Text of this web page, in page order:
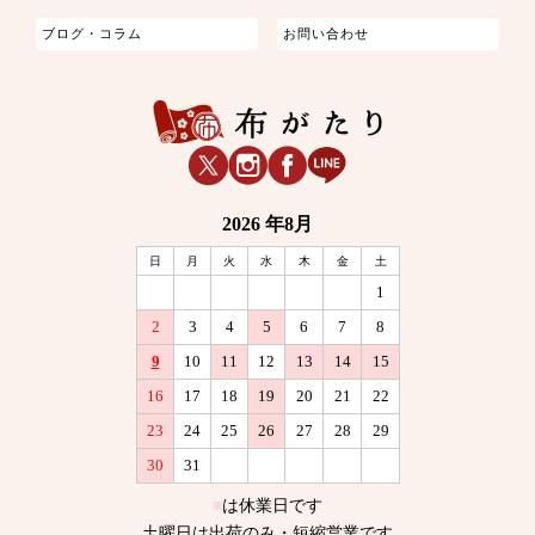
ブログ・コラム お問い合わせ